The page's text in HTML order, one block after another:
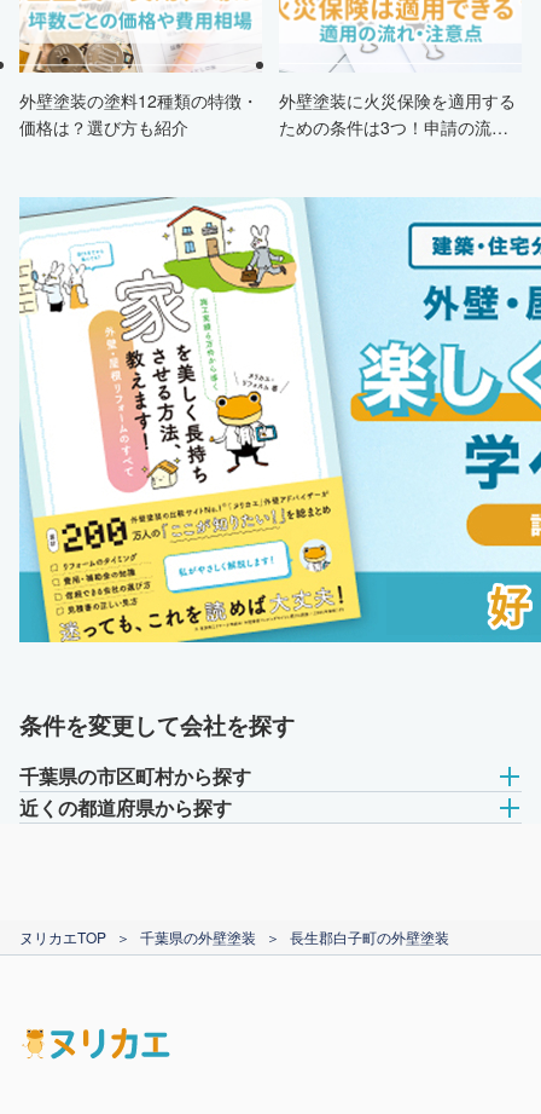
外壁塗装の塗料12種類の特徴・
価格は？選び方も紹介
外壁塗装に火災保険を適用する
ための条件は3つ！申請の流
条件を変更して会社を探す
千葉県の市区町村から探す
近くの都道府県から探す
ヌリカエTOP ＞ 千葉県の外壁塗装 ＞ 長生郡白子町の外壁塗装